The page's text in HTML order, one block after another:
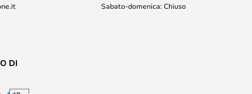
Sabato-domenica: Chiuso
DI